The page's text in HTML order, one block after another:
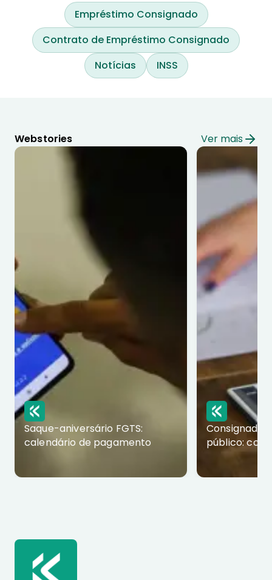
Empréstimo Consignado
Contrato de Empréstimo Consignado
Notícias
INSS
Webstories Ver mais
Saque-aniversário FGTS:
calendário de pagamento
Consignado
público: